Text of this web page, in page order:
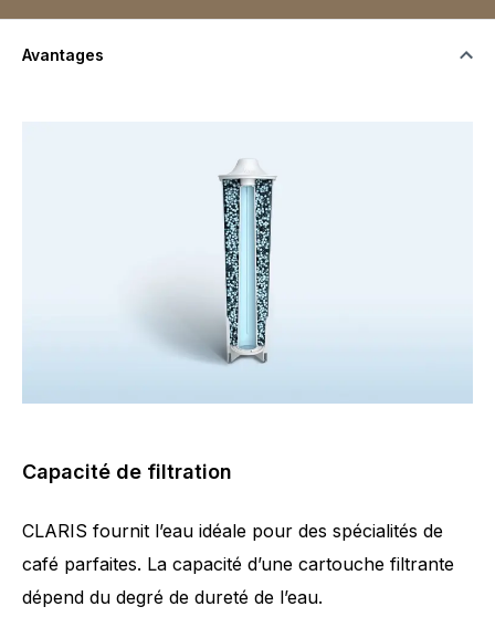
Avantages
Capacité de filtration
CLARIS fournit l’eau idéale pour des spécialités de
café parfaites. La capacité d’une cartouche filtrante
dépend du degré de dureté de l’eau.